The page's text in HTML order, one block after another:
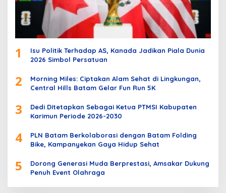
1
Isu Politik Terhadap AS, Kanada Jadikan Piala Dunia
2026 Simbol Persatuan
2
Morning Miles: Ciptakan Alam Sehat di Lingkungan,
Central Hills Batam Gelar Fun Run 5K
3
Dedi Ditetapkan Sebagai Ketua PTMSI Kabupaten
Karimun Periode 2026-2030
4
PLN Batam Berkolaborasi dengan Batam Folding
Bike, Kampanyekan Gaya Hidup Sehat
5
Dorong Generasi Muda Berprestasi, Amsakar Dukung
Penuh Event Olahraga